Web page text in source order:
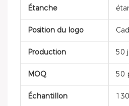
Étanche
Position du logo
Production 50
MOQ 50
Échantillon